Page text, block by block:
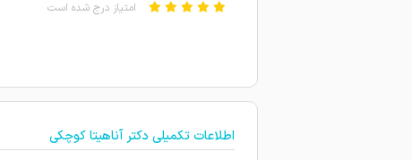
امتیاز درج شده است
برای شوهرم مراجعه کردم
عالی
اطلاعات تکمیلی دکتر آناهیتا کوچکی